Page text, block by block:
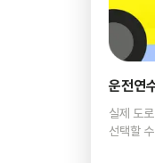
운전연
실제 도
선택할